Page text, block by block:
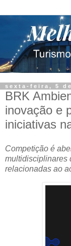
sexta-feira, 5
BRK
inovação e
iniciativas
Competição é
multidisciplinares
relacionadas ao